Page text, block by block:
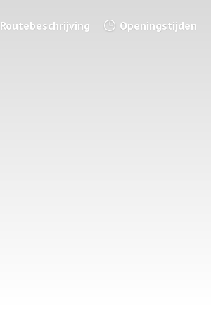
Routebeschrijving Openingstijden